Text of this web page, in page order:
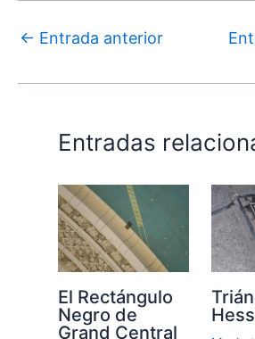
← Entrada anterior
Entradas
El Rectángulo
Negro de
Grand Central
Hess